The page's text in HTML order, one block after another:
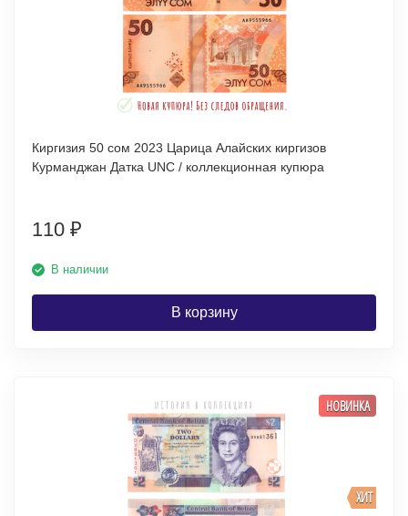
Киргизия 50 сом 2023 Царица Алайских киргизов
Курманджан Датка UNC / коллекционная купюра
110 ₽
В наличии
В корзину
ХИТ
НОВИНКА